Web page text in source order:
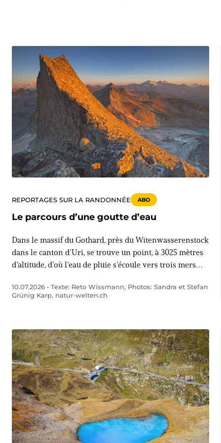
REPORTAGES SUR LA RANDONNÉE ABO
Le parcours d’une goutte d’eau
Dans le massif du Gothard, près du Witenwasserenstock
dans le canton d’Uri, se trouve un point, à 3025 mètres
d’altitude, d’où l’eau de pluie s’écoule vers trois mers
tout comme les histoires qui entourent cette ligne
continentale de partage des eaux.
10.07.2026 • Texte: Reto Wissmann, Photos: Sandra et Stefan
Grünig Karp, natur-welten.ch